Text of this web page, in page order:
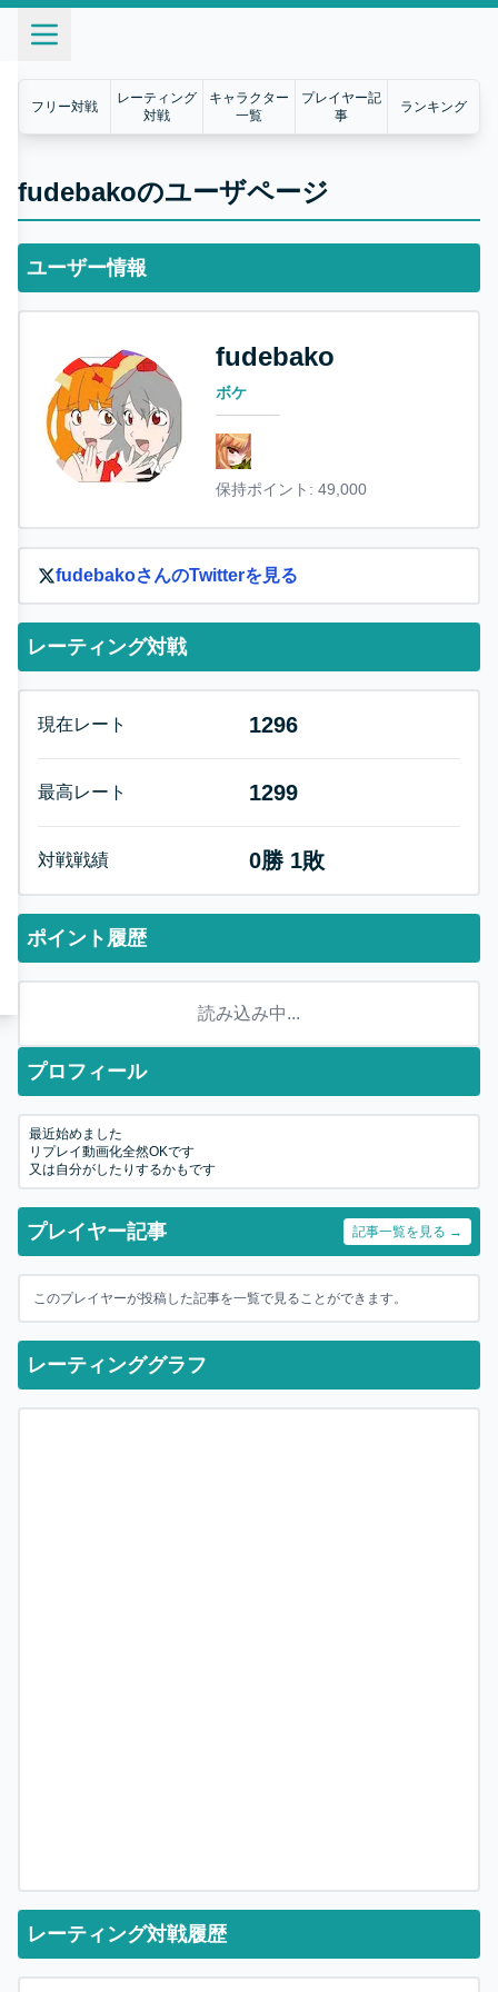
フリー対戦
レーティング
対戦
キャラクター
一覧
プレイヤー記
事
ランキング
fudebakoのユーザページ
ユーザー情報
fudebako
ボケ
保持ポイント: 49,000
fudebakoさんのTwitterを見る
レーティング対戦
現在レート 1296
最高レート 1299
対戦戦績 0勝 1敗
ポイント履歴
読み込み中...
プロフィール
最近始めました
リプレイ動画化全然OKです
又は自分がしたりするかもです
プレイヤー記事 記事一覧を見る →
このプレイヤーが投稿した記事を一覧で見ることができます。
レーティンググラフ
レーティング対戦履歴